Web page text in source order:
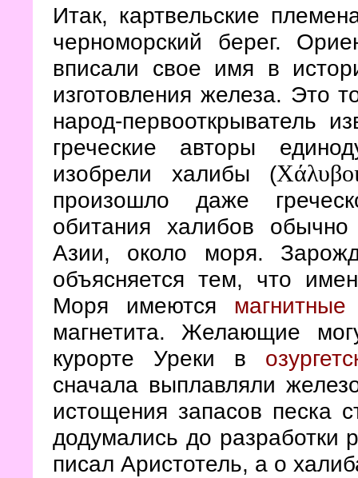
Итак, картвельские
черноморский берег.
вписали свое имя в
изготовления железа. Это
народ-первооткрыватель
греческие авторы
изобрели халибы (
произошло даже
обитания халибов
Азии, около моря.
объясняется тем, что
Моря имеются магнитные
магнетита. Желающие
курорте Уреки в
сначала выплавляли
истощения запасов песка
додумались до разработки
писал Аристотель, а о